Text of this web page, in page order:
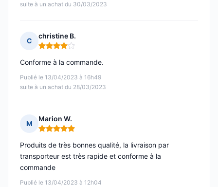
suite à un achat du 30/03/2023
C
christine B.
Note : 4 sur 5
Publié le 13/04/2023 à 16h49
suite à un achat du 28/03/2023
Conforme à la commande.
M
Marion W.
Note : 5 sur 5
Publié le 13/04/2023 à 12h04
Produits de très bonnes qualité, la livraison par
transporteur est très rapide et conforme à la
commande